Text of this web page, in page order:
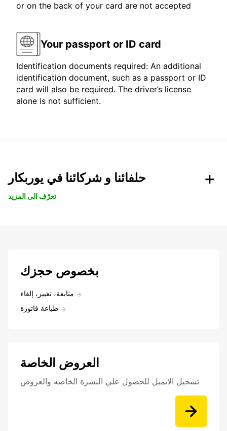
or on the back of your card are not accepted
Your passport or ID card
Identification documents required: An additional
identification document, such as a passport or ID
card will also be required. The driver’s license
alone is not sufficient.
حلفائنا و شركائنا في يوربكار
تعرّف الى المزيد
بخصوص حجزك
متابعة، تغيير، إلغاء
طباعة فاتورة
العروض الخاصة
تسجيل الايميل للحصول علي النشرة الخاصه والعروض